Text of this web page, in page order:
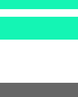
Termine im